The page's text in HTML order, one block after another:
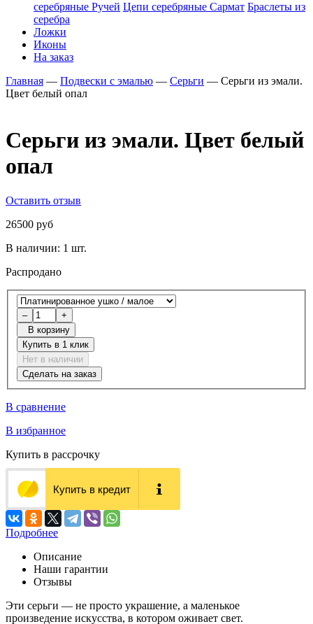
серебряные Ручей Цепи серебряные Сармат Браслеты из
серебра
Ложки
Иконы
На заказ
Главная — Подвески с эмалью — Серьги — Серьги из эмали.
Цвет белый опал
Серьги из эмали. Цвет белый
опал
Оставить отзыв
26500 руб
В наличии: 1 шт.
Распродано
–
+
В корзину
Купить в 1 клик
Нет в наличии
Сделать на заказ
В сравнение
В избранное
Купить в рассрочку
Купить в кредит
Подробнее
Описание
Наши гарантии
Отзывы
Эти серьги — не просто украшение, а маленькое
произведение искусства, в котором оживает свет.